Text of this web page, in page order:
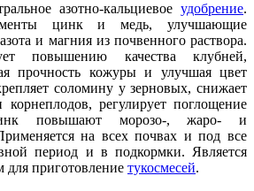
азотно-кальциевое удобрение.
цинк и медь, улучшающие
и магния из почвенного раствора.
повышению качества клубней,
прочность кожуры и улучшая цвет
соломину у зерновых, снижает
регулирует поглощение
повышают морозо-, жаро- и
на всех почвах и под все
период и в подкормки. Является
приготовление тукосмесей.